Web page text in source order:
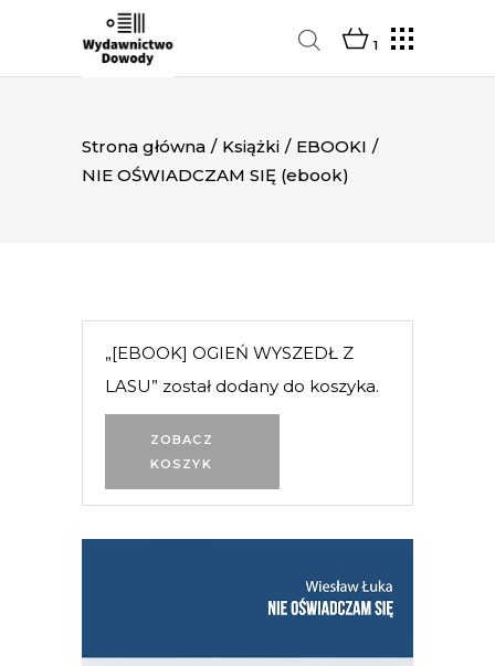
1
Strona główna / Książki / EBOOKI /
NIE OŚWIADCZAM SIĘ (ebook)
ZOBACZ
KOSZYK
„[EBOOK] OGIEŃ WYSZEDŁ Z
LASU” został dodany do koszyka.